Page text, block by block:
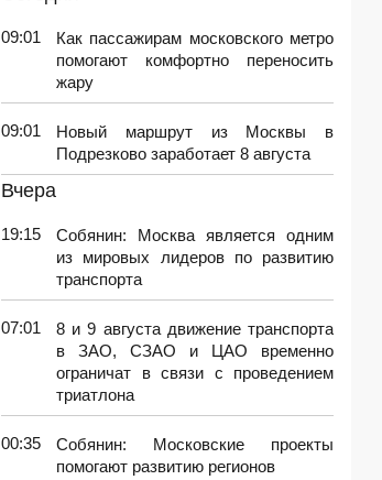
09:01
Как пассажирам московского метро
помогают комфортно переносить
жару
09:01
Новый маршрут из Москвы в
Подрезково заработает 8 августа
Вчера
19:15
Собянин: Москва является одним
из мировых лидеров по развитию
транспорта
07:01
8 и 9 августа движение транспорта
в ЗАО, СЗАО и ЦАО временно
ограничат в связи с проведением
триатлона
00:35
Собянин: Московские проекты
помогают развитию регионов